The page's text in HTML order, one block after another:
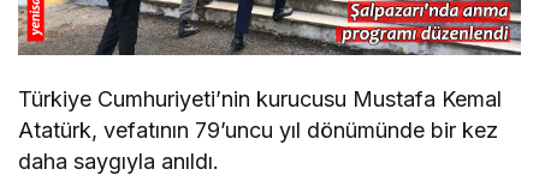
Türkiye Cumhuriyeti’nin kurucusu Mustafa Kemal
Atatürk, vefatının 79’uncu yıl dönümünde bir kez
daha saygıyla anıldı.